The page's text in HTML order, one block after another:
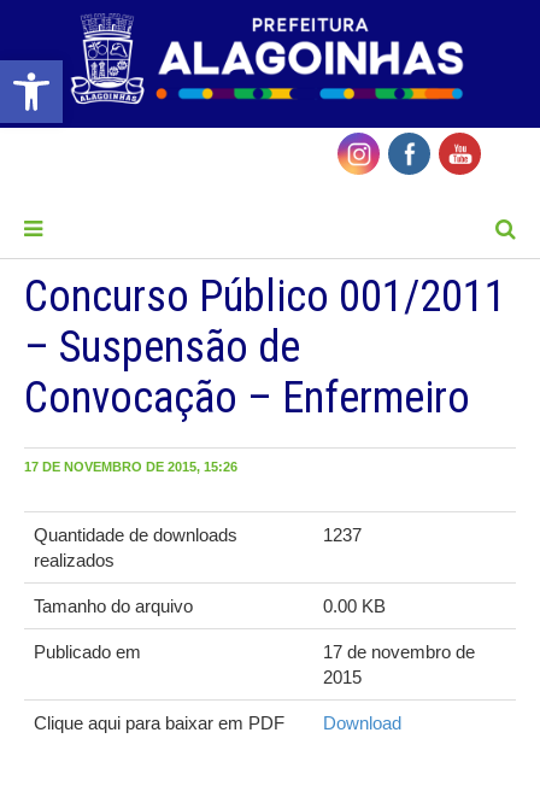
Barra de Ferramentas Aberta
Concurso Público 001/2011
– Suspensão de
Convocação – Enfermeiro
17 DE NOVEMBRO DE 2015, 15:26
Quantidade de downloads
realizados
1237
Tamanho do arquivo 0.00 KB
Publicado em
17 de novembro de
2015
Clique aqui para baixar em PDF Download